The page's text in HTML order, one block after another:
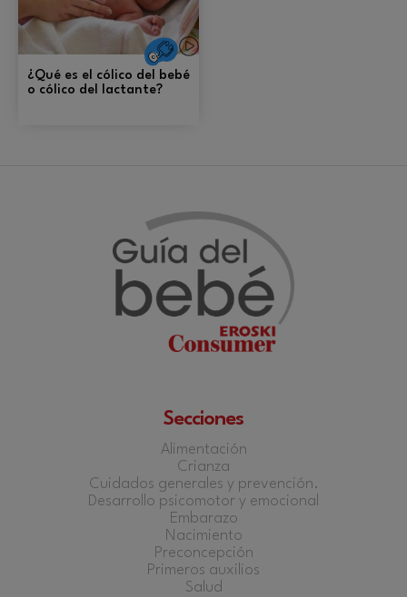
Salud
¿Qué es el cólico del bebé
o cólico del lactante?
Secciones
Alimentación
Crianza
Cuidados generales y prevención.
Desarrollo psicomotor y emocional
Embarazo
Nacimiento
Preconcepción
Primeros auxilios
Salud